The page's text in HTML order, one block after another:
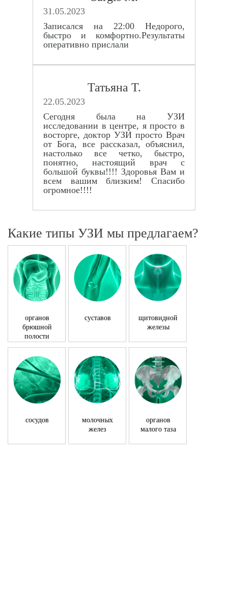
31.05.2023
Записался на 22:00 Недорого,
быстро и комфортно.Результаты
оперативно прислали
Татьяна Т.
22.05.2023
Сегодня была на УЗИ
исследовании в центре, я просто в
восторге, доктор УЗИ просто Врач
от Бога, все рассказал, объяснил,
настолько все четко, быстро,
понятно, настоящий врач с
большой буквы!!!! Здоровья Вам и
всем вашим близким! Спасибо
огромное!!!!
Какие типы УЗИ мы предлагаем?
органов
брюшной
полости
суставов
щитовидной
железы
сосудов
молочных
желез
органов
малого таза